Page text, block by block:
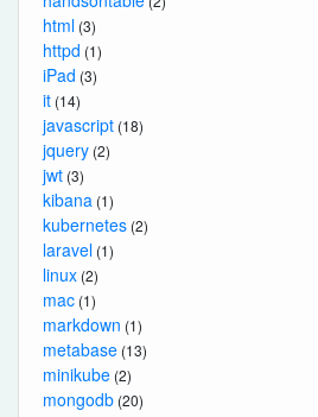
html (3)
httpd (1)
iPad (3)
it (14)
javascript (18)
jquery (2)
jwt (3)
kibana (1)
kubernetes (2)
laravel (1)
linux (2)
mac (1)
markdown (1)
metabase (13)
minikube (2)
mongodb (20)